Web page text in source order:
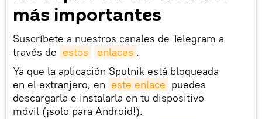
más importantes
Suscríbete a nuestros canales de Telegram a
través de estos enlaces .
Ya que la aplicación Sputnik está bloqueada
en el extranjero, en este enlace puedes
descargarla e instalarla en tu dispositivo
móvil (¡solo para Android!).